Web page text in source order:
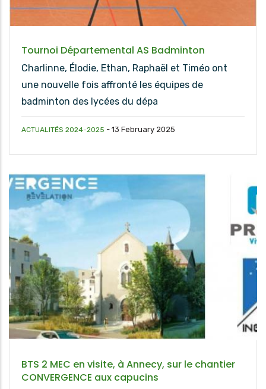
Tournoi Départemental AS Badminton
Charlinne, Élodie, Ethan, Raphaël et Timéo ont
une nouvelle fois affronté les équipes de
badminton des lycées du dépa
ACTUALITÉS 2024-2025 - 13 February 2025
BTS 2 MEC en visite, à Annecy, sur le chantier
CONVERGENCE aux capucins